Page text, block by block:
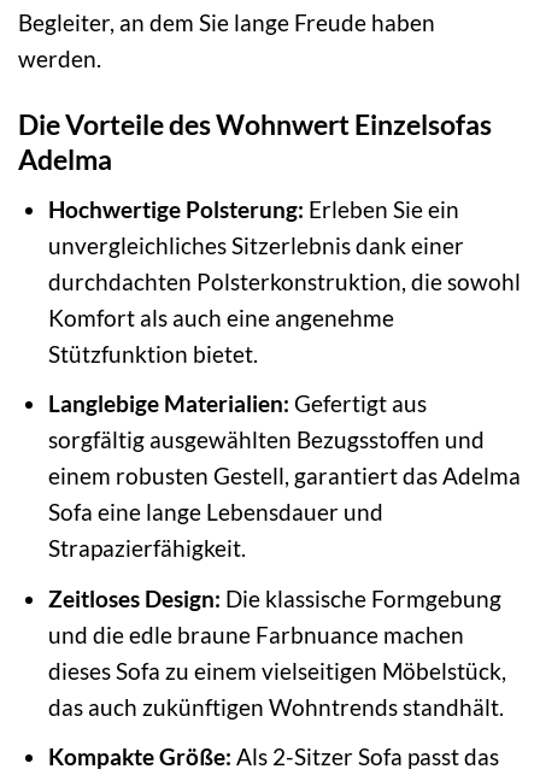
Begleiter, an dem Sie lange Freude haben
werden.
Die Vorteile des Wohnwert Einzelsofas
Adelma
Hochwertige Polsterung: Erleben Sie ein
unvergleichliches Sitzerlebnis dank einer
durchdachten Polsterkonstruktion, die sowohl
Komfort als auch eine angenehme
Stützfunktion bietet.
Langlebige Materialien: Gefertigt aus
sorgfältig ausgewählten Bezugsstoffen und
einem robusten Gestell, garantiert das Adelma
Sofa eine lange Lebensdauer und
Strapazierfähigkeit.
Zeitloses Design: Die klassische Formgebung
und die edle braune Farbnuance machen
dieses Sofa zu einem vielseitigen Möbelstück,
das auch zukünftigen Wohntrends standhält.
Kompakte Größe: Als 2-Sitzer Sofa passt das